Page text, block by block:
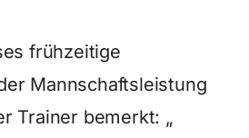
frühzeitige
Mannschaftsleistung
Trainer bemerkt: „